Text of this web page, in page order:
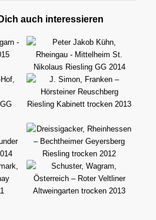
auch interessieren